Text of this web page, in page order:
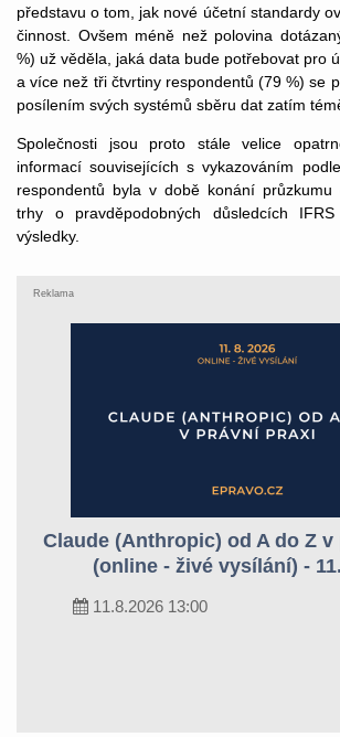
představu o tom, jak nové účetní standardy
činnost. Ovšem méně než polovina
%) už věděla, jaká data bude potřebovat pro
a více než tři čtvrtiny respondentů (79 %) se
posílením svých systémů sběru dat zatím
Společnosti jsou proto stále velice
informací souvisejících s vykazováním
respondentů byla v době konání průzkumu
trhy o pravděpodobných důsledcích
výsledky.
Reklama
Claude (Anthropic) od A do Z
(online - živé vysílání) -
11.8.2026 13:00